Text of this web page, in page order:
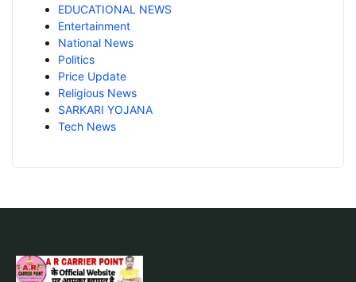
EDUCATIONAL NEWS
Entertainment
National News
Politics
Price Update
Religious News
SARKARI YOJANA
Tech News